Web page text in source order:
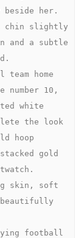
her.
chin slightly
and a subtle
team home
10,
white
the look
hoop
gold
skin, soft
football